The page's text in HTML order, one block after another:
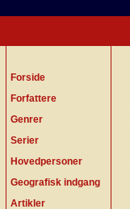
Forside
Forfattere
Genrer
Serier
Hovedpersoner
Geografisk indgang
Artikler